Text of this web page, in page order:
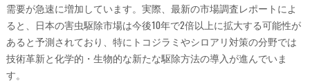
需要が急速に増加しています。実際、最新の市場調査レポートによ
ると、日本の害虫駆除市場は今後10年で2倍以上に拡大する可能性が
あると予測されており、特にトコジラミやシロアリ対策の分野では
技術革新と化学的・生物的な新たな駆除方法の導入が進んでいま
す。